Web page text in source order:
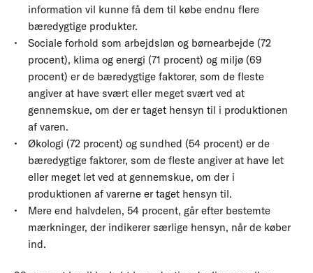
information vil kunne få dem til købe endnu flere
bæredygtige produkter.
Sociale forhold som arbejdsløn og børnearbejde (72
procent), klima og energi (71 procent) og miljø (69
procent) er de bæredygtige faktorer, som de fleste
angiver at have svært eller meget svært ved at
gennemskue, om der er taget hensyn til i produktionen
af varen.
Økologi (72 procent) og sundhed (54 procent) er de
bæredygtige faktorer, som de fleste angiver at have let
eller meget let ved at gennemskue, om der i
produktionen af varerne er taget hensyn til.
Mere end halvdelen, 54 procent, går efter bestemte
mærkninger, der indikerer særlige hensyn, når de køber
ind.